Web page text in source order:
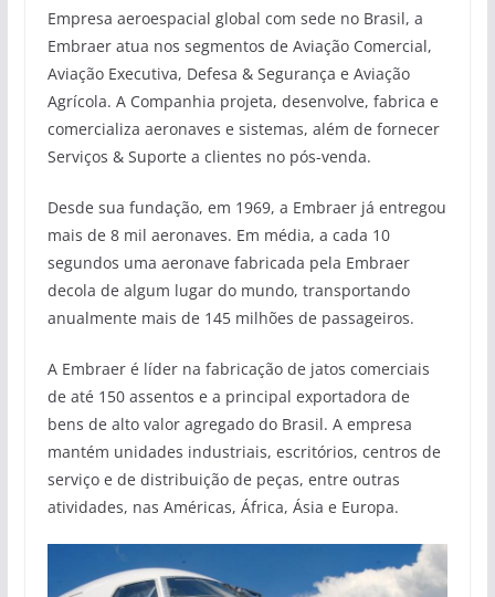
Empresa aeroespacial global com sede no Brasil, a
Embraer atua nos segmentos de Aviação Comercial,
Aviação Executiva, Defesa & Segurança e Aviação
Agrícola. A Companhia projeta, desenvolve, fabrica e
comercializa aeronaves e sistemas, além de fornecer
Serviços & Suporte a clientes no pós-venda.
Desde sua fundação, em 1969, a Embraer já entregou
mais de 8 mil aeronaves. Em média, a cada 10
segundos uma aeronave fabricada pela Embraer
decola de algum lugar do mundo, transportando
anualmente mais de 145 milhões de passageiros.
A Embraer é líder na fabricação de jatos comerciais
de até 150 assentos e a principal exportadora de
bens de alto valor agregado do Brasil. A empresa
mantém unidades industriais, escritórios, centros de
serviço e de distribuição de peças, entre outras
atividades, nas Américas, África, Ásia e Europa.